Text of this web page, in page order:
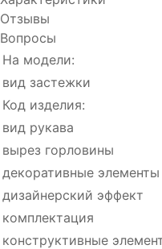
Отзывы
Вопросы
На модели:
вид застежки
Код изделия:
вид рукава
вырез горловины
декоративные элементы
дизайнерский эффект
комплектация
конструктивные